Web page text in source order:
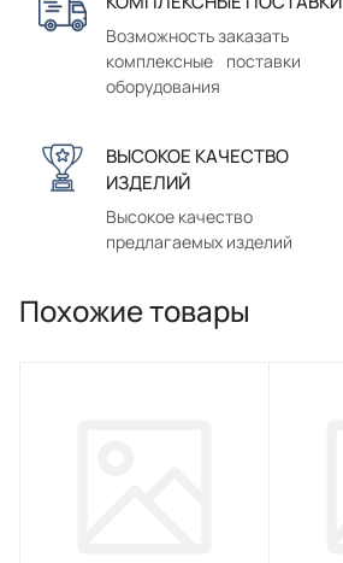
Возможность заказать
комплексные поставки
оборудования
ВЫСОКОЕ КАЧЕСТВО
ИЗДЕЛИЙ
Высокое качество
предлагаемых изделий
Похожие товары